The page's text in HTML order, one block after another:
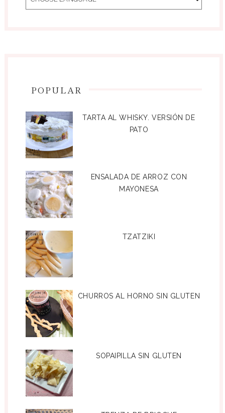
POPULAR
TARTA AL WHISKY. VERSIÓN DE
PATO
ENSALADA DE ARROZ CON
MAYONESA
TZATZIKI
CHURROS AL HORNO SIN GLUTEN
SOPAIPILLA SIN GLUTEN